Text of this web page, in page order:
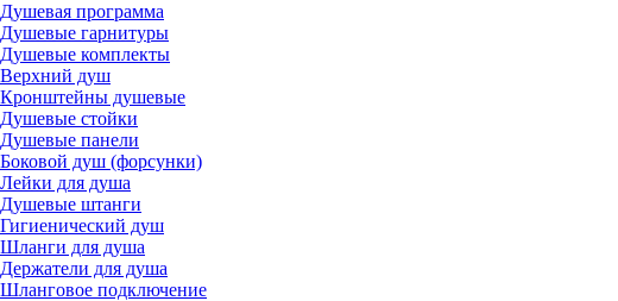
Душевая программа
Душевые гарнитуры
Душевые комплекты
Верхний душ
Кронштейны душевые
Душевые стойки
Душевые панели
Боковой душ (форсунки)
Лейки для душа
Душевые штанги
Гигиенический душ
Шланги для душа
Держатели для душа
Шланговое подключение